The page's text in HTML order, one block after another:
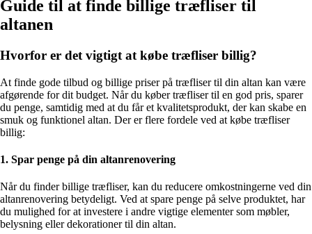
Guide til at finde billige træfliser til
altanen
Hvorfor er det vigtigt at købe træfliser billig?
At finde gode tilbud og billige priser på træfliser til din altan kan være
afgørende for dit budget. Når du køber træfliser til en god pris, sparer
du penge, samtidig med at du får et kvalitetsprodukt, der kan skabe en
smuk og funktionel altan. Der er flere fordele ved at købe træfliser
billig:
1. Spar penge på din altanrenovering
Når du finder billige træfliser, kan du reducere omkostningerne ved din
altanrenovering betydeligt. Ved at spare penge på selve produktet, har
du mulighed for at investere i andre vigtige elementer som møbler,
belysning eller dekorationer til din altan.